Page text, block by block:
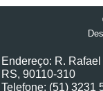
Endereço: R.
RS, 90110-310
Telefone: (51) 3231